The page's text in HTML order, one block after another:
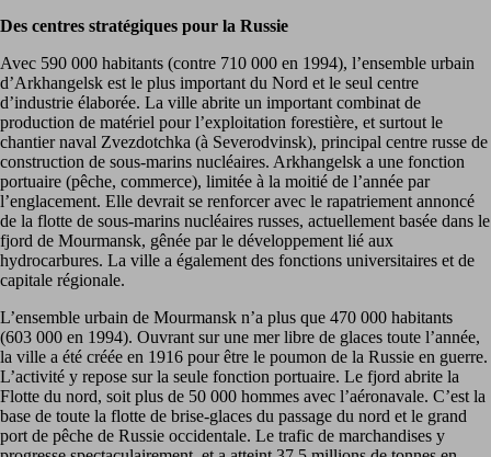
Des centres stratégiques pour la Russie
Avec 590 000 habitants (contre 710 000 en 1994), l’ensemble urbain
d’Arkhangelsk est le plus important du Nord et le seul centre
d’industrie élaborée. La ville abrite un important combinat de
production de matériel pour l’exploitation forestière, et surtout le
chantier naval Zvezdotchka (à Severodvinsk), principal centre russe de
construction de sous-marins nucléaires. Arkhangelsk a une fonction
portuaire (pêche, commerce), limitée à la moitié de l’année par
l’englacement. Elle devrait se renforcer avec le rapatriement annoncé
de la flotte de sous-marins nucléaires russes, actuellement basée dans le
fjord de Mourmansk, gênée par le développement lié aux
hydrocarbures. La ville a également des fonctions universitaires et de
capitale régionale.
L’ensemble urbain de Mourmansk n’a plus que 470 000 habitants
(603 000 en 1994). Ouvrant sur une mer libre de glaces toute l’année,
la ville a été créée en 1916 pour être le poumon de la Russie en guerre.
L’activité y repose sur la seule fonction portuaire. Le fjord abrite la
Flotte du nord, soit plus de 50 000 hommes avec l’aéronavale. C’est la
base de toute la flotte de brise-glaces du passage du nord et le grand
port de pêche de Russie occidentale. Le trafic de marchandises y